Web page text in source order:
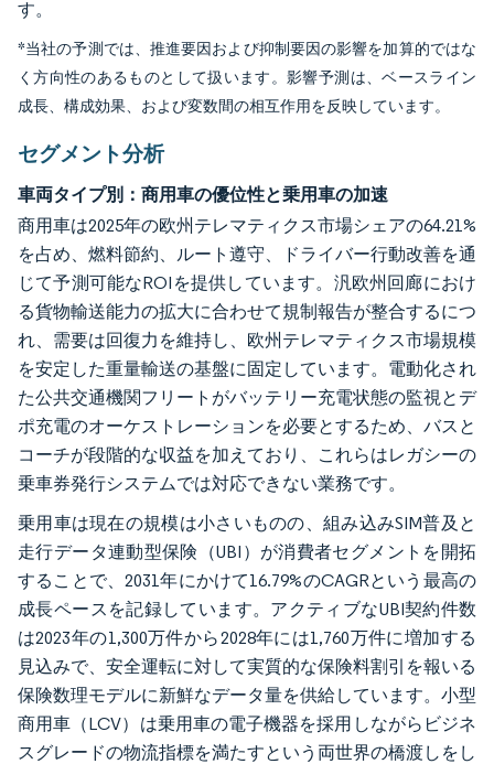
す。
*当社の予測では、推進要因および抑制要因の影響を加算的ではな
く方向性のあるものとして扱います。影響予測は、ベースライン
成長、構成効果、および変数間の相互作用を反映しています。
セグメント分析
車両タイプ別：商用車の優位性と乗用車の加速
商用車は2025年の欧州テレマティクス市場シェアの64.21%
を占め、燃料節約、ルート遵守、ドライバー行動改善を通
じて予測可能なROIを提供しています。汎欧州回廊におけ
る貨物輸送能力の拡大に合わせて規制報告が整合するにつ
れ、需要は回復力を維持し、欧州テレマティクス市場規模
を安定した重量輸送の基盤に固定しています。電動化され
た公共交通機関フリートがバッテリー充電状態の監視とデ
ポ充電のオーケストレーションを必要とするため、バスと
コーチが段階的な収益を加えており、これらはレガシーの
乗車券発行システムでは対応できない業務です。
乗用車は現在の規模は小さいものの、組み込みSIM普及と
走行データ連動型保険（UBI）が消費者セグメントを開拓
することで、2031年にかけて16.79%のCAGRという最高の
成長ペースを記録しています。アクティブなUBI契約件数
は2023年の1,300万件から2028年には1,760万件に増加する
見込みで、安全運転に対して実質的な保険料割引を報いる
保険数理モデルに新鮮なデータ量を供給しています。小型
商用車（LCV）は乗用車の電子機器を採用しながらビジネ
スグレードの物流指標を満たすという両世界の橋渡しをし